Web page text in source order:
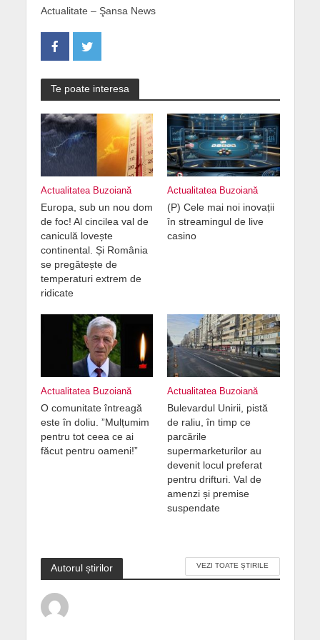
Actualitate – Şansa News
Te poate interesa
Actualitatea Buzoiană
Europa, sub un nou dom
de foc! Al cincilea val de
caniculă lovește
continental. Și România
se pregătește de
temperaturi extrem de
ridicate
Actualitatea Buzoiană
(P) Cele mai noi inovații
în streamingul de live
casino
Actualitatea Buzoiană
O comunitate întreagă
este în doliu. ”Mulțumim
pentru tot ceea ce ai
făcut pentru oameni!”
Actualitatea Buzoiană
Bulevardul Unirii, pistă
de raliu, în timp ce
parcările
supermarketurilor au
devenit locul preferat
pentru drifturi. Val de
amenzi și premise
suspendate
Autorul știrilor VEZI TOATE ȘTIRILE